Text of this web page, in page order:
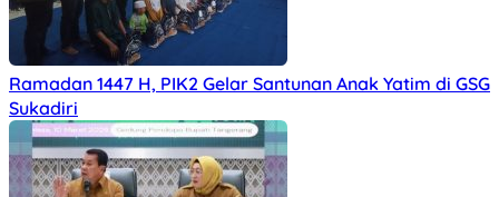
Ramadan 1447 H, PIK2 Gelar Santunan Anak Yatim di GSG
Sukadiri